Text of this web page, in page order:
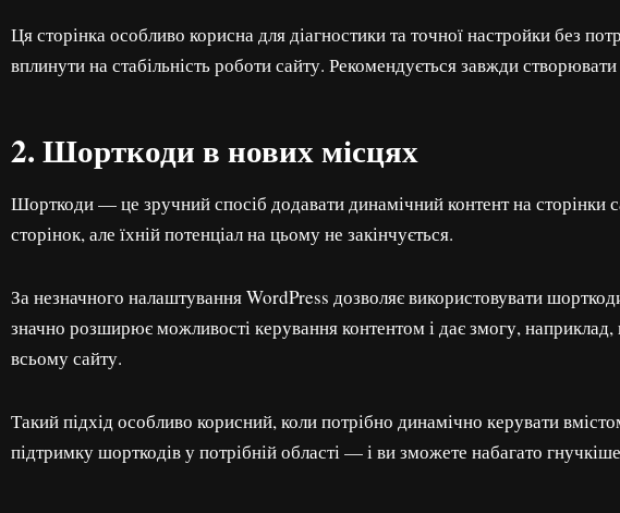
Ця сторінка особливо корисна для діагностики та точної настройки без
вплинути на стабільність роботи сайту. Рекомендується завжди
2. Шорткоди в нових місцях
Шорткоди — це зручний спосіб додавати динамічний контент на сторінки
сторінок, але їхній потенціал на цьому не закінчується.
За незначного налаштування WordPress дозволяє використовувати
значно розширює можливості керування контентом і дає змогу,
всьому сайту.
Такий підхід особливо корисний, коли потрібно динамічно керувати
підтримку шорткодів у потрібній області — і ви зможете набагато